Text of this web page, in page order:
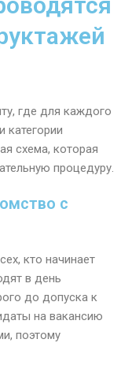
где для каждого
категории
схема, которая
процедуру.
с
кто начинает
в день
до допуска к
на вакансию
поэтому